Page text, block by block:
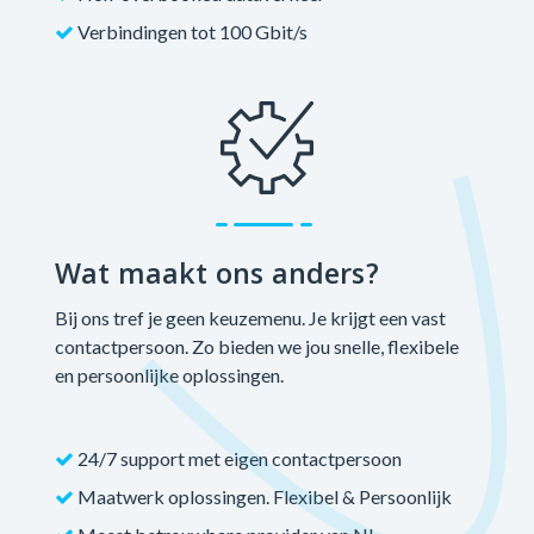
Verbindingen tot 100 Gbit/s
Wat maakt ons anders?
Bij ons tref je geen keuzemenu. Je krijgt een vast
contactpersoon. Zo bieden we jou snelle, flexibele
en persoonlijke oplossingen.
24/7 support met eigen contactpersoon
Maatwerk oplossingen. Flexibel & Persoonlijk